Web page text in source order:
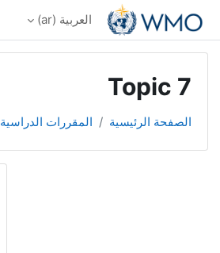
تخطى إلى المحتوى الرئيسي
العربية ‎(ar)‎
Topic 7
الصفحة الرئيسية المقررات الدراسية